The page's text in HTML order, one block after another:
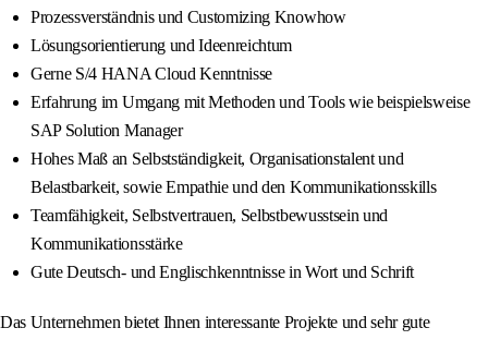
Prozessverständnis und Customizing Knowhow
Lösungsorientierung und Ideenreichtum
Gerne S/4 HANA Cloud Kenntnisse
Erfahrung im Umgang mit Methoden und Tools wie beispielsweise
SAP Solution Manager
Hohes Maß an Selbstständigkeit, Organisationstalent und
Belastbarkeit, sowie Empathie und den Kommunikationsskills
Teamfähigkeit, Selbstvertrauen, Selbstbewusstsein und
Kommunikationsstärke
Gute Deutsch- und Englischkenntnisse in Wort und Schrift
Das Unternehmen bietet Ihnen interessante Projekte und sehr gute